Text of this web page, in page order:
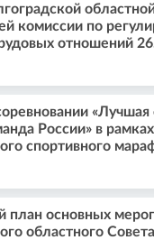
комиссии по
отношений
«Лучшая
России» в рамках
спортивного
план основных
областного